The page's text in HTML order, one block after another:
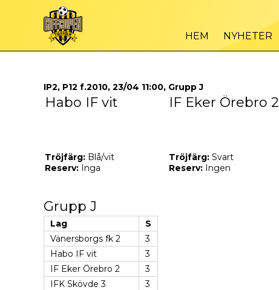
HEM NYHETER
IP2, P12 f.2010, 23/04 11:00, Grupp J
Habo IF vit IF Eker Örebro 2
Tröjfärg: Blå/vit
Reserv: Inga
Tröjfärg: Svart
Reserv: Ingen
Grupp J
Lag
S
Vänersborgs fk 2
3
Habo IF vit
3
IF Eker Örebro 2
3
IFK Skövde 3
3